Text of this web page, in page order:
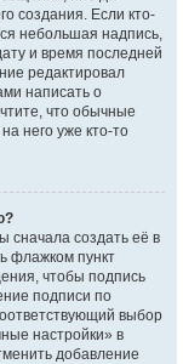
создания. Если кто-
небольшая надпись,
и время последней
редактировал
написать о
что обычные
него уже кто-то
сначала создать её в
флажком пункт
чтобы подпись
подписи по
выбор
настройки» в
добавление